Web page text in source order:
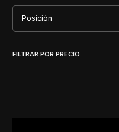
FILTRAR POR PRECIO